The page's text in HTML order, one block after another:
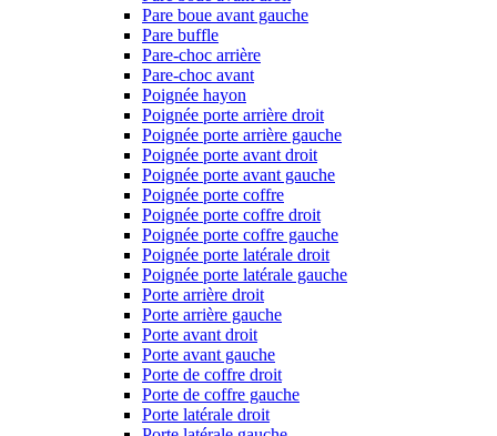
Pare boue avant gauche
Pare buffle
Pare-choc arrière
Pare-choc avant
Poignée hayon
Poignée porte arrière droit
Poignée porte arrière gauche
Poignée porte avant droit
Poignée porte avant gauche
Poignée porte coffre
Poignée porte coffre droit
Poignée porte coffre gauche
Poignée porte latérale droit
Poignée porte latérale gauche
Porte arrière droit
Porte arrière gauche
Porte avant droit
Porte avant gauche
Porte de coffre droit
Porte de coffre gauche
Porte latérale droit